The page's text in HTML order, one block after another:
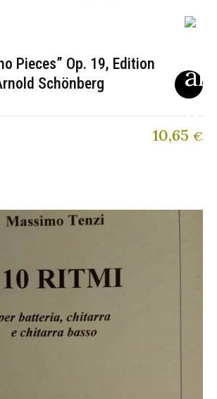
Pieces” Op. 19, Edition
Schönberg
10,65 €